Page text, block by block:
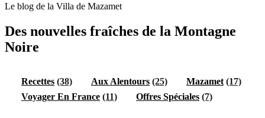
Le blog de la Villa de Mazamet
Des nouvelles fraîches de la Montagne
Noire
Recettes (38) Aux Alentours (25) Mazamet (17)
Voyager En France (11) Offres Spéciales (7)